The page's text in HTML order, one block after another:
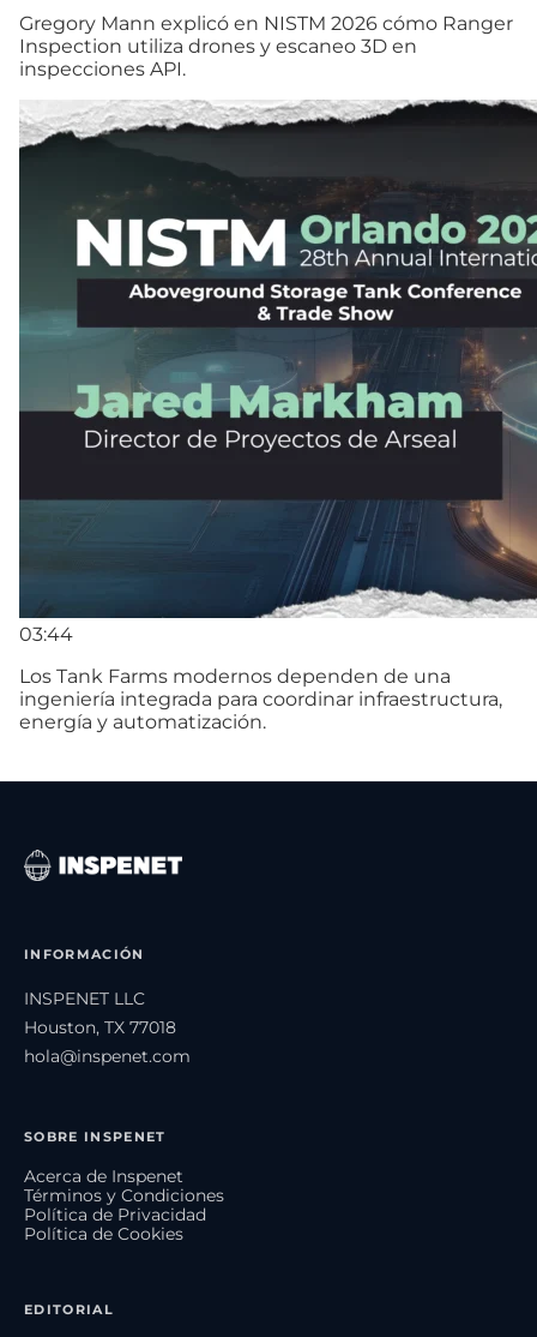
Gregory Mann explicó en NISTM 2026 cómo Ranger
Inspection utiliza drones y escaneo 3D en
inspecciones API.
03:44
Los Tank Farms modernos dependen de una
ingeniería integrada para coordinar infraestructura,
energía y automatización.
INFORMACIÓN
INSPENET LLC
Houston, TX 77018
hola@inspenet.com
SOBRE INSPENET
Acerca de Inspenet
Términos y Condiciones
Política de Privacidad
Política de Cookies
EDITORIAL